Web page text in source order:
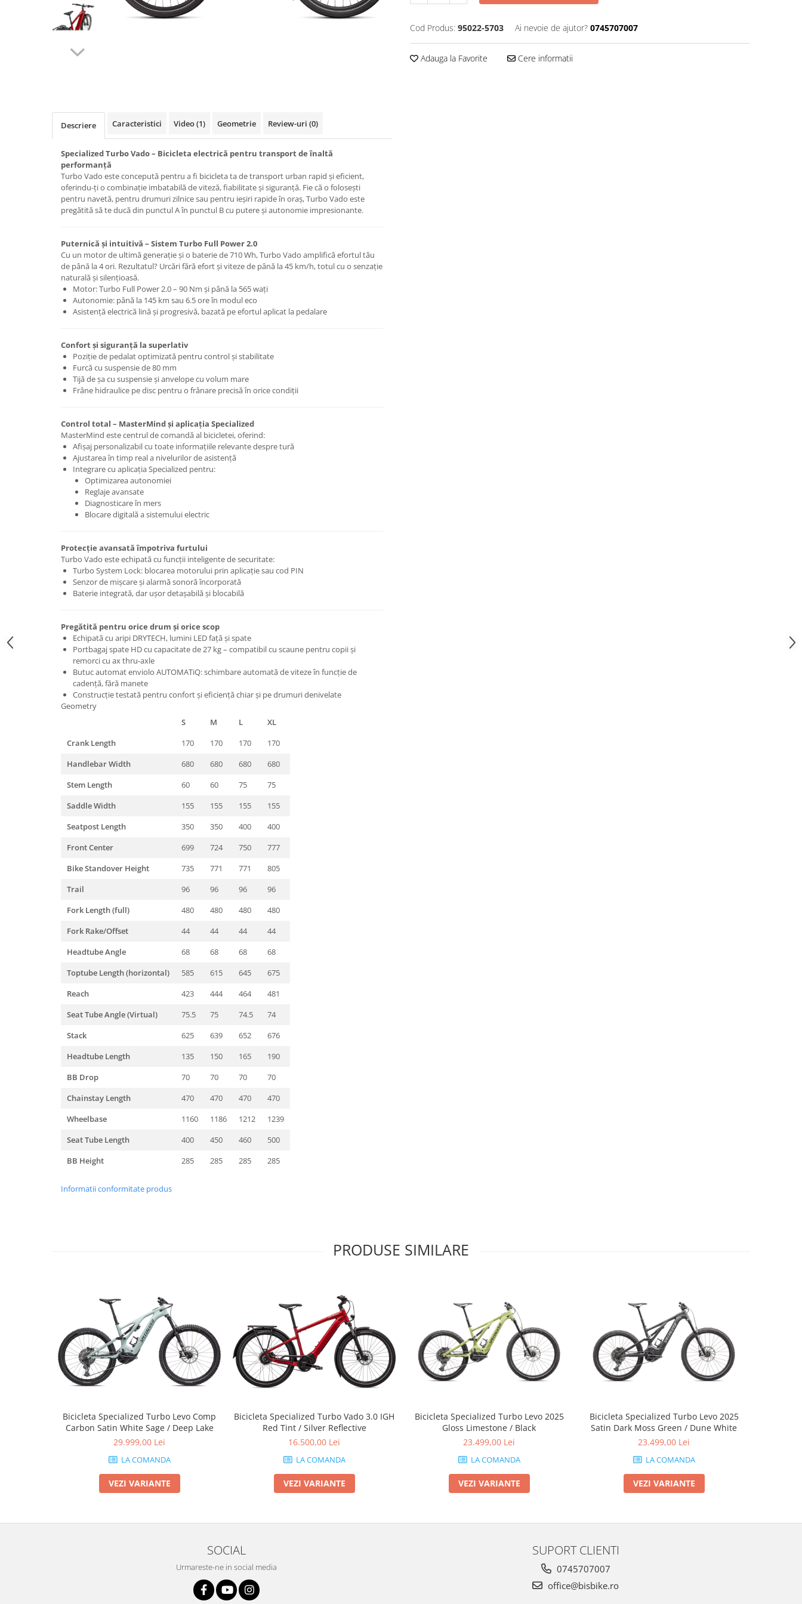
Cuvete (headset)
Furci cu suspensie
Ghidoane și atașabile
Za conectare rapidă
Manete Schimbător, Frâna, Combo
Manete combo
Manete schimbător
Manșoane și ghidolină
Schimbătoare
Schimbătoare spate
Piese schimbătoare
Tije telescopice
Produse întreținere
Suporți și portbagaje auto
Cod Produs: 95022-5703 Ai nevoie de ajutor? 0745707007
Adauga la Favorite Cere informatii
Descriere Caracteristici Video(1) Geometrie Review-uri (0)
Specialized Turbo Vado – Bicicleta electrică pentru transport de înaltă
performanță
Turbo Vado este concepută pentru a fi bicicleta ta de transport urban rapid și eficient,
oferindu-ți o combinație imbatabilă de viteză, fiabilitate și siguranță. Fie că o folosești
pentru navetă, pentru drumuri zilnice sau pentru ieșiri rapide în oraș, Turbo Vado este
pregătită să te ducă din punctul A în punctul B cu putere și autonomie impresionante.
Puternică și intuitivă – Sistem Turbo Full Power 2.0
Cu un motor de ultimă generație și o baterie de 710 Wh, Turbo Vado amplifică efortul tău
de până la 4 ori. Rezultatul? Urcări fără efort și viteze de până la 45 km/h, totul cu o senzație
naturală și silențioasă.
Motor: Turbo Full Power 2.0 – 90 Nm și până la 565 wați
Autonomie: până la 145 km sau 6.5 ore în modul eco
Asistență electrică lină și progresivă, bazată pe efortul aplicat la pedalare
Confort și siguranță la superlativ
Poziție de pedalat optimizată pentru control și stabilitate
Furcă cu suspensie de 80 mm
Tijă de șa cu suspensie și anvelope cu volum mare
Frâne hidraulice pe disc pentru o frânare precisă în orice condiții
Control total – MasterMind și aplicația Specialized
MasterMind este centrul de comandă al bicicletei, oferind:
Afișaj personalizabil cu toate informațiile relevante despre tură
Ajustarea în timp real a nivelurilor de asistență
Integrare cu aplicația Specialized pentru:
Optimizarea autonomiei
Reglaje avansate
Diagnosticare în mers
Blocare digitală a sistemului electric
Protecție avansată împotriva furtului
Turbo Vado este echipată cu funcții inteligente de securitate:
Turbo System Lock: blocarea motorului prin aplicație sau cod PIN
Senzor de mișcare și alarmă sonoră încorporată
Baterie integrată, dar ușor detașabilă și blocabilă
Pregătită pentru orice drum și orice scop
Echipată cu aripi DRYTECH, lumini LED față și spate
Portbagaj spate HD cu capacitate de 27 kg – compatibil cu scaune pentru copii și
remorci cu ax thru-axle
Butuc automat enviolo AUTOMATiQ: schimbare automată de viteze în funcție de
cadență, fără manete
Construcție testată pentru confort și eficiență chiar și pe drumuri denivelate
Geometry
S
M L
XL
Crank Length
170 170 170
170
Handlebar Width
680 680 680
680
Stem Length
60 60 75
75
Saddle Width
155 155 155
155
Seatpost Length
350 350 400
400
Front Center
699 724 750
777
Bike Standover Height
735 771 771
805
Trail
96 96 96
96
Fork Length (full)
480 480 480
480
Fork Rake/Offset
44 44 44
44
Headtube Angle
68 68 68
68
Toptube Length (horizontal)
585 615 645
675
Reach
423 444 464
481
Seat Tube Angle (Virtual)
75.5 75 74.5
74
Stack
625 639 652
676
Headtube Length
135 150 165
190
BB Drop
70 70 70
70
Chainstay Length
470 470 470
470
Wheelbase
1160 1186 1212
1239
Seat Tube Length
400 450 460
500
BB Height
285 285 285 285
Informatii conformitate produs
PRODUSE SIMILARE
Bicicleta Specialized Turbo Levo Comp
Carbon Satin White Sage / Deep Lake
29.999,00 Lei
LA COMANDA
VEZI VARIANTE
Bicicleta Specialized Turbo Vado 3.0 IGH
Red Tint / Silver Reflective
16.500,00 Lei
LA COMANDA
VEZI VARIANTE
Bicicleta Specialized Turbo Levo 2025
Gloss Limestone / Black
23.499,00 Lei
LA COMANDA
VEZI VARIANTE
Bicicleta Specialized Turbo Levo 2025
Satin Dark Moss Green / Dune White
23.499,00 Lei
LA COMANDA
VEZI VARIANTE
SOCIAL
Urmareste-ne in social media
SUPORT CLIENTI
0745707007
office@bisbike.ro